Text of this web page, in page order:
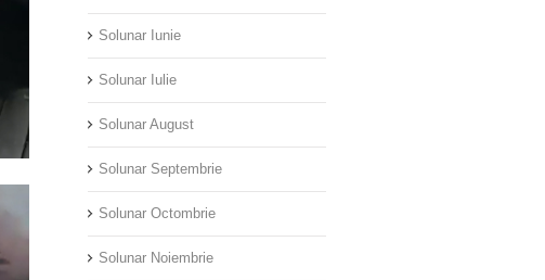
Solunar Iunie
Solunar Iulie
Solunar August
Solunar Septembrie
Solunar Octombrie
Solunar Noiembrie